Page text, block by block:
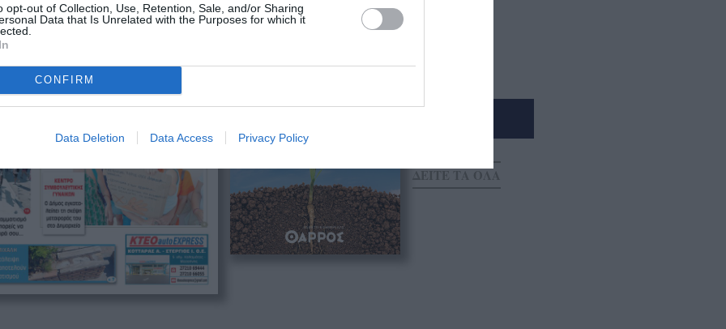
opt-out of Collection, Use, Retention, Sale, and/or Sharing
Data that Is Unrelated with the Purposes for which it
CONFIRM
Data Deletion Data Access Privacy Policy
ΔΕΙΤΕ ΤΑ ΟΛΑ